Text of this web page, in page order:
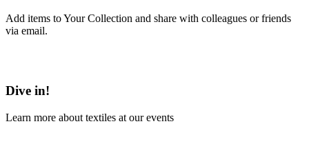
Add items to Your Collection and share with colleagues or friends
via email.
Dive in!
Learn more about textiles at our events